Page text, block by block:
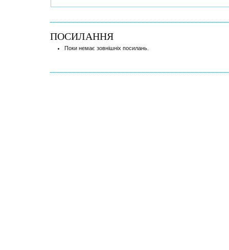
ПОСИЛАННЯ
Поки немає зовнішніх посилань.